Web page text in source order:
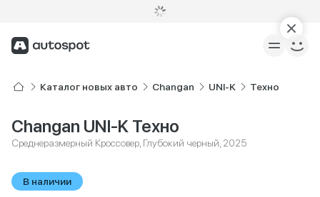
Каталог новых авто Changan UNI-K Техно
Changan UNI-K Техно
Среднеразмерный Кроссовер, Глубокий черный, 2025
В наличии